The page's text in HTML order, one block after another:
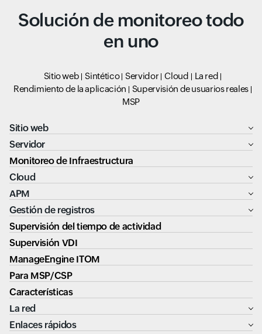
Solución de monitoreo todo
en uno
Sitio web Sintético Servidor Cloud
La red
Rendimiento de la aplicación
Supervisión de usuarios reales
MSP
Sitio web
Servidor
Monitoreo de Infraestructura
Cloud
APM
Gestión de registros
Supervisión del tiempo de actividad
Supervisión VDI
ManageEngine ITOM
Para MSP/CSP
Características
La red
Enlaces rápidos